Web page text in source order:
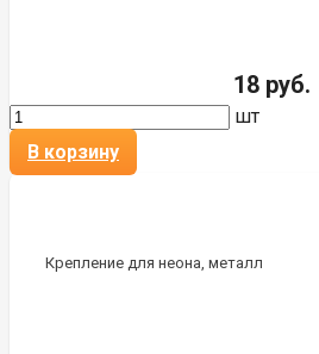
18 руб.
шт
В корзину
Крепление для неона, металл